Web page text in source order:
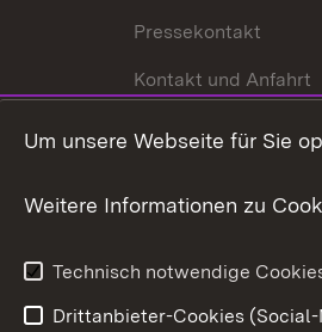
Pressekontakt
Kontakt und Anfahrt
Um unsere Webseite für Sie
Weitere Informationen zu
Technisch notwendige
Drittanbieter-Cookies